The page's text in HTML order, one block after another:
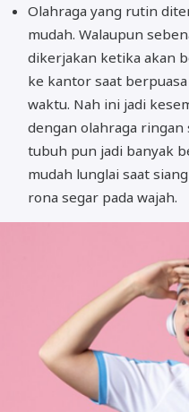
Olahraga yang rutin
mudah. Walaupun
dikerjakan ketika akan
ke kantor saat
waktu. Nah ini jadi
dengan olahraga
tubuh pun jadi banyak
mudah lunglai saat
rona segar pada wajah.